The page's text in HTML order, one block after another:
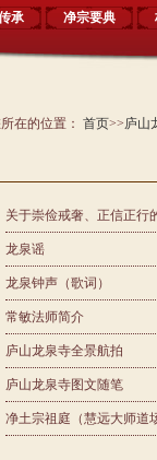
承 净宗要典
在的位置： 首页>>庐山
关于崇俭戒奢、正信正行
龙泉谣
龙泉钟声（歌词）
常敏法师简介
庐山龙泉寺全景航拍
庐山龙泉寺图文随笔
净土宗祖庭（慧远大师道